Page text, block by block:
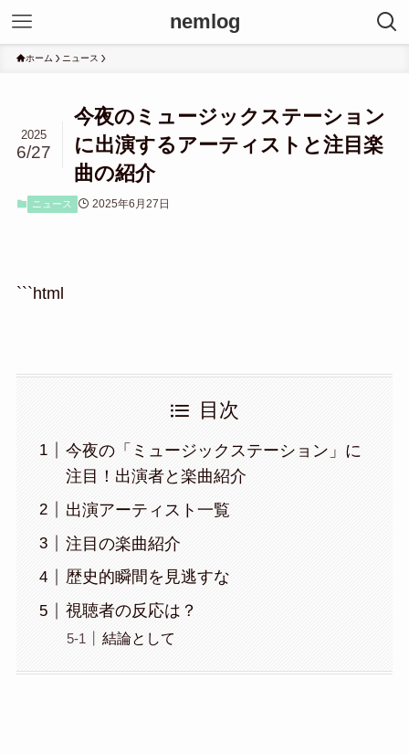
nemlog
ホーム ニュース
今夜のミュージックステーション
に出演するアーティストと注目楽
曲の紹介
2025
6/27
ニュース 2025年6月27日
```html
目次
今夜の「ミュージックステーション」に
注目！出演者と楽曲紹介
出演アーティスト一覧
注目の楽曲紹介
歴史的瞬間を見逃すな
視聴者の反応は？
結論として